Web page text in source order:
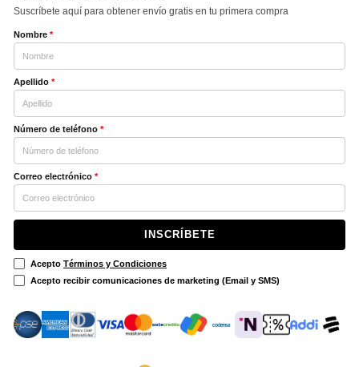
Suscríbete aquí para obtener envío gratis en tu primera compra
Nombre *
Apellido *
Número de teléfono *
Correo electrónico *
INSCRÍBETE
Acepto Términos y Condiciones
Acepto recibir comunicaciones de marketing (Email y SMS)